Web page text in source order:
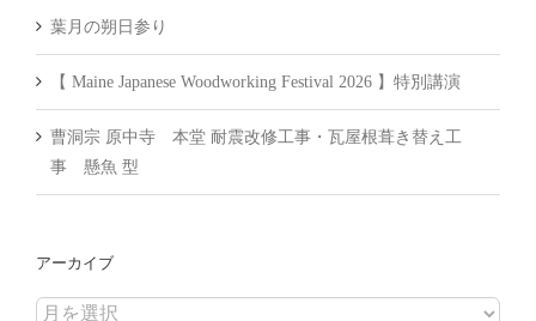
葉月の朔日参り
【 Maine Japanese Woodworking Festival 2026 】特別講演
曹洞宗 原中寺 本堂 耐震改修工事・瓦屋根葺き替え工
事 懸魚 型
アーカイブ
ア